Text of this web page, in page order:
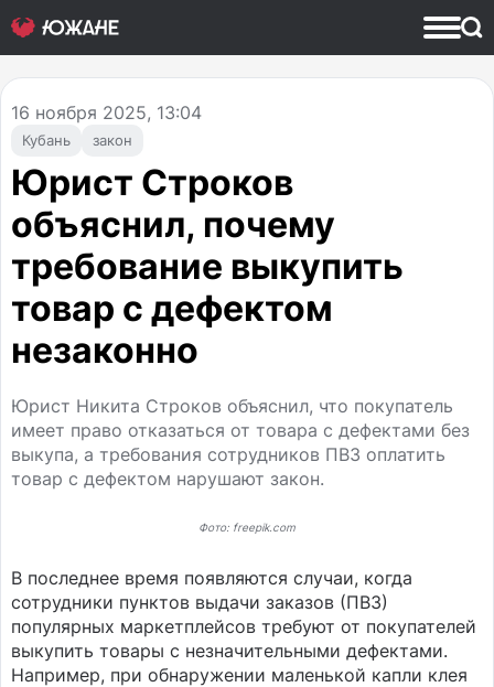
Кубань закон
16 ноября 2025, 13:04
Юрист Строков
объяснил, почему
требование выкупить
товар с дефектом
незаконно
Юрист Никита Строков объяснил, что покупатель
имеет право отказаться от товара с дефектами без
выкупа, а требования сотрудников ПВЗ оплатить
товар с дефектом нарушают закон.
Фото: freepik.com
В последнее время появляются случаи, когда
сотрудники пунктов выдачи заказов (ПВЗ)
популярных маркетплейсов требуют от покупателей
выкупить товары с незначительными дефектами.
Например, при обнаружении маленькой капли клея